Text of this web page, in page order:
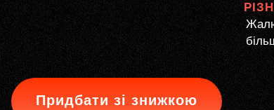
Придбати зі знижкою